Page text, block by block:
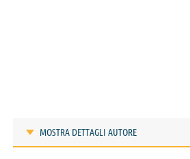
MOSTRA DETTAGLI AUTORE